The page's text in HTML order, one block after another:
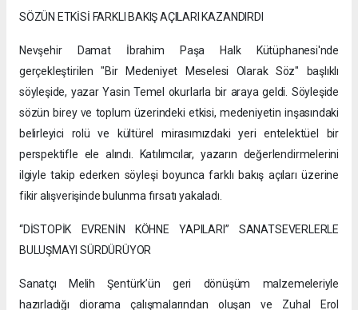
SÖZÜN ETKİSİ FARKLI BAKIŞ AÇILARI KAZANDIRDI
Nevşehir Damat İbrahim Paşa Halk Kütüphanesi'nde
gerçekleştirilen "Bir Medeniyet Meselesi Olarak Söz" başlıklı
söyleşide, yazar Yasin Temel okurlarla bir araya geldi. Söyleşide
sözün birey ve toplum üzerindeki etkisi, medeniyetin inşasındaki
belirleyici rolü ve kültürel mirasımızdaki yeri entelektüel bir
perspektifle ele alındı. Katılımcılar, yazarın değerlendirmelerini
ilgiyle takip ederken söyleşi boyunca farklı bakış açıları üzerine
fikir alışverişinde bulunma fırsatı yakaladı.
“DİSTOPİK EVRENİN KÖHNE YAPILARI” SANATSEVERLERLE
BULUŞMAYI SÜRDÜRÜYOR
Sanatçı Melih Şentürk’ün geri dönüşüm malzemeleriyle
hazırladığı diorama çalışmalarından oluşan ve Zuhal Erol